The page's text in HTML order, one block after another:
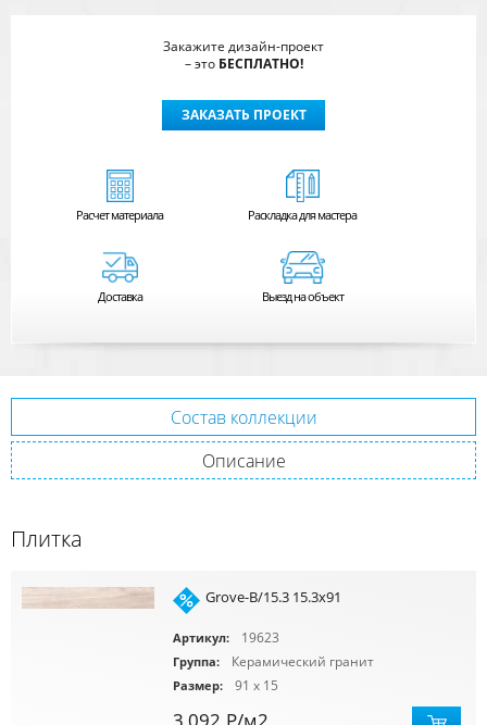
Закажите дизайн-проект
– это БЕСПЛАТНО!
ЗАКАЗАТЬ ПРОЕКТ
Расчетматериала Раскладка для мастера
Доставка Выезд на объект
Состав коллекции
Описание
Плитка
Grove-B/15.3 15.3x91
Артикул: 19623
Группа: Керамический гранит
Размер: 91 x 15
3 092 Р/м2